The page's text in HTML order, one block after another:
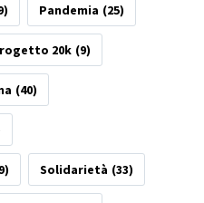
Pandemia (25)
20k (9)
(40)
Solidarietà (33)